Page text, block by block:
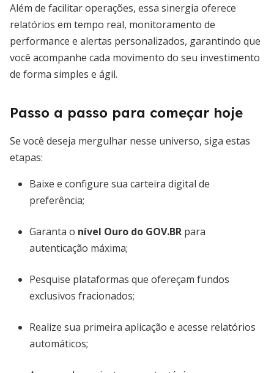
Além de facilitar operações, essa sinergia oferece
relatórios em tempo real, monitoramento de
performance e alertas personalizados, garantindo que
você acompanhe cada movimento do seu investimento
de forma simples e ágil.
Passo a passo para começar hoje
Se você deseja mergulhar nesse universo, siga estas
etapas:
Baixe e configure sua carteira digital de
preferência;
Garanta o nível Ouro do GOV.BR para
autenticação máxima;
Pesquise plataformas que ofereçam fundos
exclusivos fracionados;
Realize sua primeira aplicação e acesse relatórios
automáticos;